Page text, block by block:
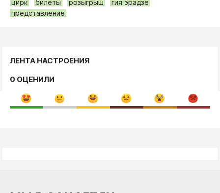
цирк
билеты розыгрыш
гия эрадзе
представление
ЛЕНТА НАСТРОЕНИЯ
0 ОЦЕНИЛИ